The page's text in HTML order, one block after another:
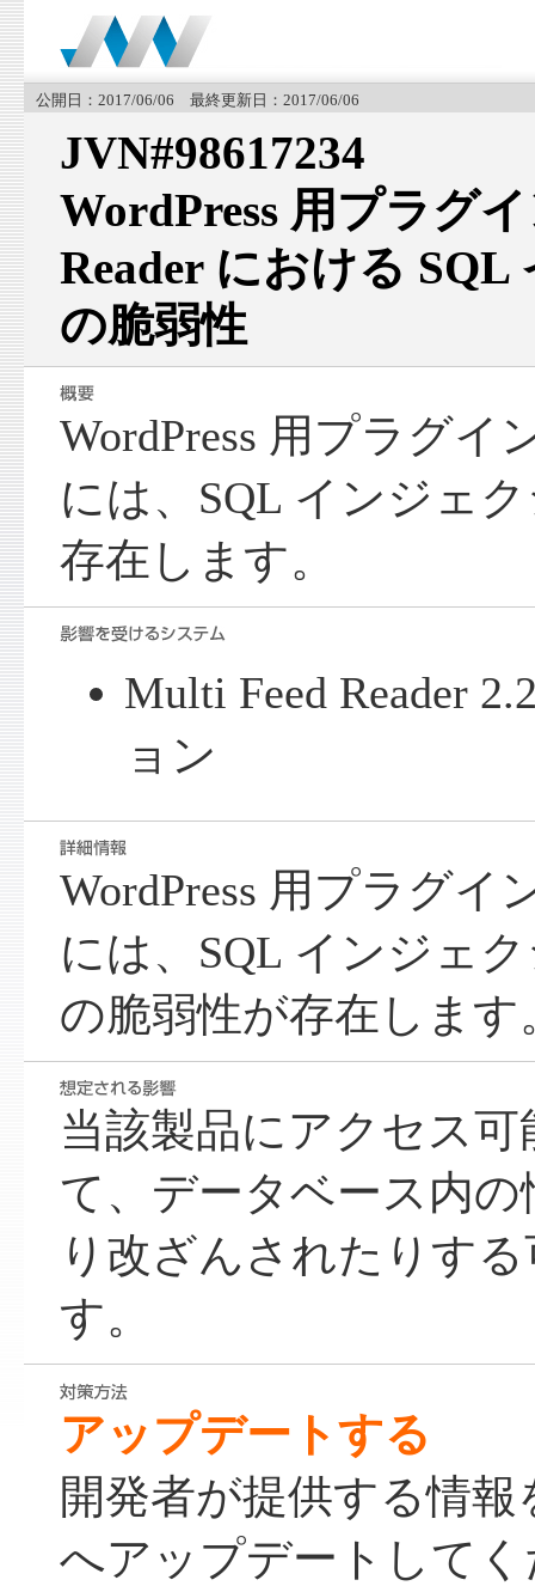
公開日：2017/06/06 最終更新日：2017/06/06
JVN#98617234
WordPress 用プラグ
Reader における
の脆弱性
WordPress 用プラグイ
には、SQL インジェ
存在します。
Multi Feed Reader
ョン
WordPress 用プラグイ
には、SQL インジェ
の脆弱性が存在します
当該製品にアクセス
て、データベース内
り改ざんされたりす
す。
アップデートする
開発者が提供する情
へアップデートして